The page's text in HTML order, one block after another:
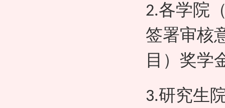
2.各学院
签署审核
目）奖学
3.研究生